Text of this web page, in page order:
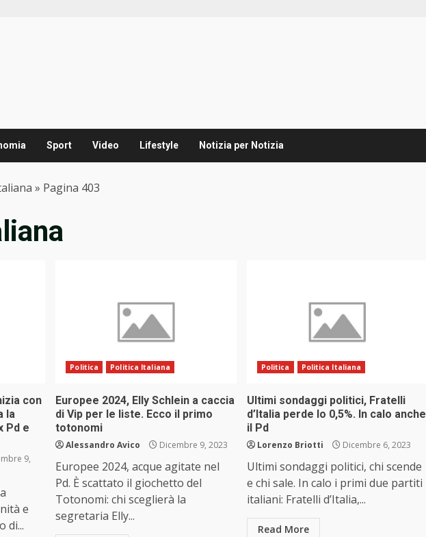
Sport Video Lifestyle Notizia per Notizia
» Pagina 403
con
la
Pd e
9,
e
di...
Politica Politica Italiana
Europee 2024, Elly Schlein a caccia
di Vip per le liste. Ecco il primo
totonomi
Alessandro Avico Dicembre 9, 2023
Europee 2024, acque agitate nel
Pd. È scattato il giochetto del
Totonomi: chi sceglierà la
segretaria Elly...
Politica Politica Italiana
Ultimi sondaggi politici, Fratelli
d’Italia perde lo 0,5%. In calo anche
il Pd
Lorenzo Briotti Dicembre 6, 2023
Ultimi sondaggi politici, chi scende
e chi sale. In calo i primi due partiti
italiani: Fratelli d’Italia,...
Read More